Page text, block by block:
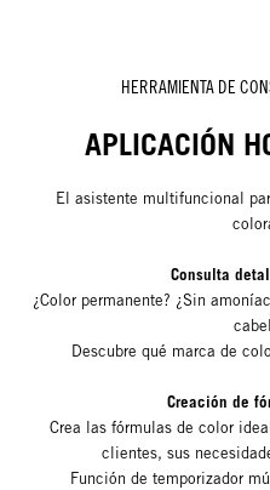
HERRAMIENTA DE
APLICACIÓN
El asistente multifuncional
Consulta
¿Color permanente? ¿Sin
Descubre qué marca de
Creación de
Crea las fórmulas de color
clientes, sus
Función de temporizador